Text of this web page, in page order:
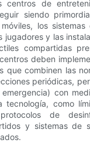
centros de
siendo
los
jugadores y las
compartidas
deben
que combinen las
periódicas,
con
tecnología, como
de
y sistemas de